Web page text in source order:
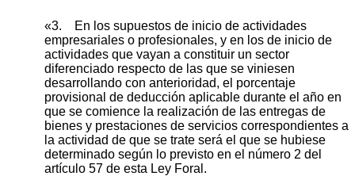
«3. En los supuestos de inicio de actividades
empresariales o profesionales, y en los de inicio de
actividades que vayan a constituir un sector
diferenciado respecto de las que se viniesen
desarrollando con anterioridad, el porcentaje
provisional de deducción aplicable durante el año en
que se comience la realización de las entregas de
bienes y prestaciones de servicios correspondientes a
la actividad de que se trate será el que se hubiese
determinado según lo previsto en el número 2 del
artículo 57 de esta Ley Foral.